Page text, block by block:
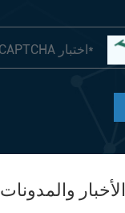
الأخبار والمدونات